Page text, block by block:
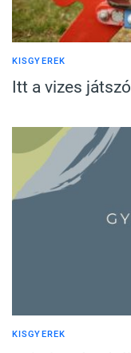
KISGYEREK
Itt a vizes
KISGYEREK